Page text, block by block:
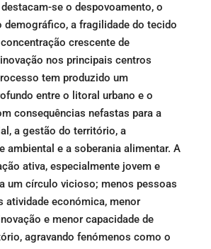
se o despovoamento, o
demográfico, a fragilidade do tecido
crescente de
nos principais centros
tem produzido um
entre o litoral urbano e o
consequências nefastas para a
a gestão do território, a
ambiental e a soberania alimentar. A
ativa, especialmente jovem e
um círculo vicioso; menos pessoas
atividade económica, menor
e menor capacidade de
agravando fenómenos como o